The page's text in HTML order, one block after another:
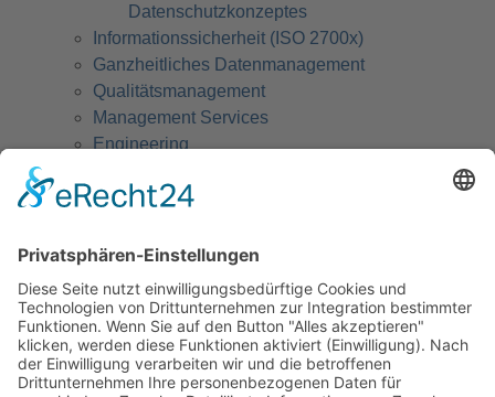
Datenschutzkonzeptes
Informationssicherheit (ISO 2700x)
Ganzheitliches Datenmanagement
Qualitätsmanagement
Management Services
Engineering
Partner
Kontakt
© 2026 hilt evolution
Impressum